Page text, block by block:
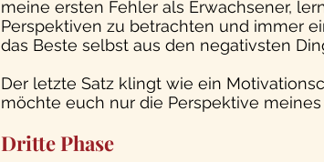
meine ersten Fehler als Erwachsener,
Perspektiven zu betrachten und immer
das Beste selbst aus den negativsten
Der letzte Satz klingt wie ein
möchte euch nur die Perspektive
Dritte Phase